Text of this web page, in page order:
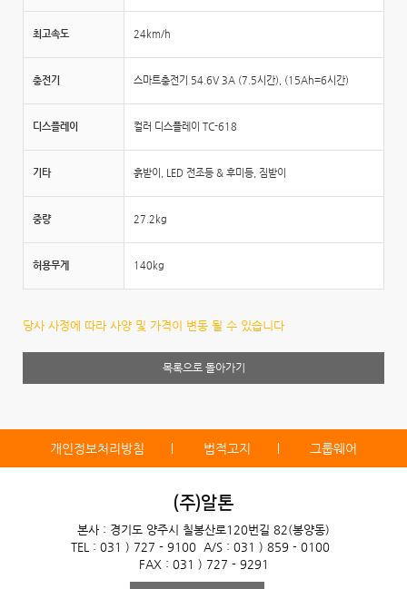
최고속도 24km/h
충전기 스마트충전기 54.6V 3A (7.5시간), (15Ah=6시간)
디스플레이 컬러 디스플레이 TC-618
기타 흙받이, LED 전조등 & 후미등, 짐받이
중량 27.2kg
허용무게 140kg
당사 사정에 따라 사양 및 가격이 변동 될 수 있습니다
목록으로 돌아가기
개인정보처리방침 법적고지 그룹웨어
(주)알톤
본사 : 경기도 양주시 칠봉산로120번길 82(봉양동)
TEL : 031 ) 727 - 9100
A/S : 031 ) 859 - 0100
FAX : 031 ) 727 - 9291